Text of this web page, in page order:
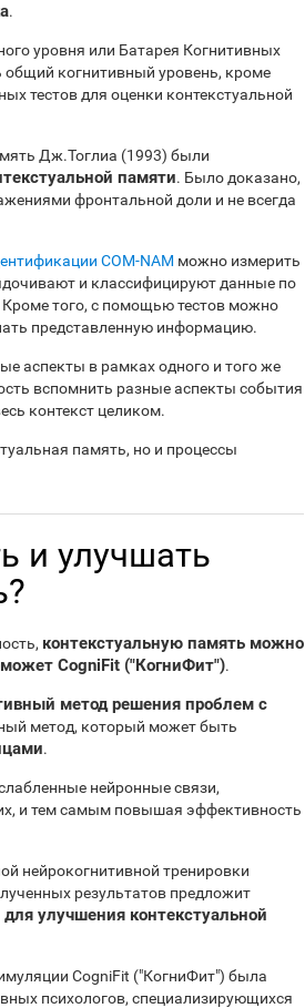
.
уровня или Батарея Когнитивных
общий когнитивный уровень, кроме
тестов для оценки контекстуальной
Дж.Тоглиа (1993) были
памяти. Было доказано,
фронтальной доли и не всегда
COM-NAM можно измерить
и классифицируют данные по
Кроме того, с помощью тестов можно
представленную информацию.
аспекты в рамках одного и того же
вспомнить разные аспекты события
контекст целиком.
память, но и процессы
и улучшать
контекстуальную память можно
CogniFit ("КогниФит").
метод решения проблем с
метод, который может быть
.
нейронные связи,
и тем самым повышая эффективность
нейрокогнитивной тренировки
результатов предложит
улучшения контекстуальной
CogniFit ("КогниФит") была
психологов, специализирующихся